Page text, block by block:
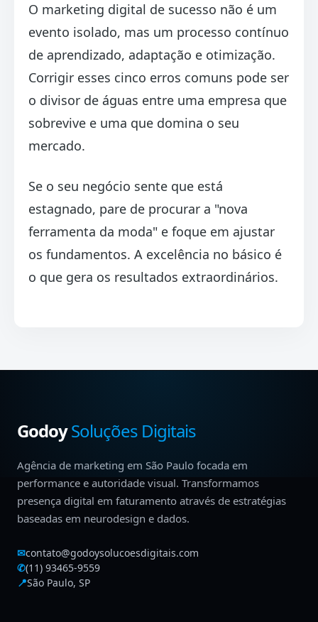
O marketing digital de sucesso não é um
evento isolado, mas um processo contínuo
de aprendizado, adaptação e otimização.
Corrigir esses cinco erros comuns pode ser
o divisor de águas entre uma empresa que
sobrevive e uma que domina o seu
mercado.
Se o seu negócio sente que está
estagnado, pare de procurar a "nova
ferramenta da moda" e foque em ajustar
os fundamentos. A excelência no básico é
o que gera os resultados extraordinários.
GodoySoluções Digitais
Agência de marketing em São Paulo focada em
performance e autoridade visual. Transformamos
presença digital em faturamento através de estratégias
baseadas em neurodesign e dados.
✉contato@godoysolucoesdigitais.com
✆(11) 93465-9559
📍São Paulo, SP